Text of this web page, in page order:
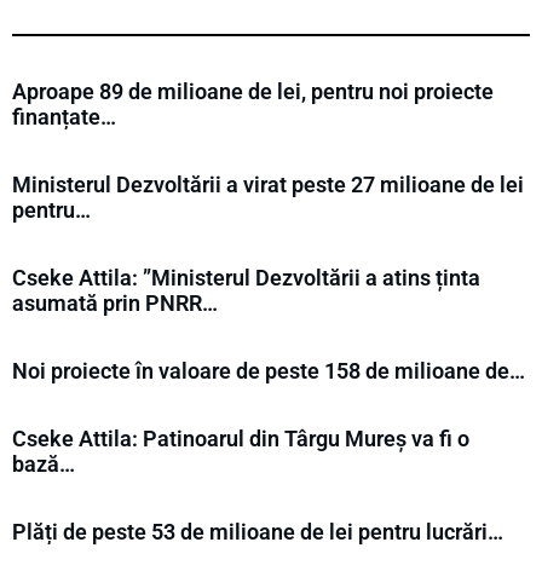
Aproape 89 de milioane de lei, pentru noi proiecte
finanțate…
Ministerul Dezvoltării a virat peste 27 milioane de lei
pentru…
Cseke Attila: ”Ministerul Dezvoltării a atins ținta
asumată prin PNRR…
Noi proiecte în valoare de peste 158 de milioane de…
Cseke Attila: Patinoarul din Târgu Mureș va fi o
bază…
Plăți de peste 53 de milioane de lei pentru lucrări…